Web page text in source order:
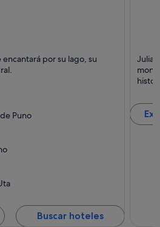
guiadas y Islas
por su lago, su
Puno
Buscar hoteles